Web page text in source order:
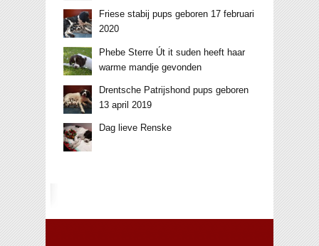
Friese stabij pups geboren 17 februari
2020
Phebe Sterre Út it suden heeft haar
warme mandje gevonden
Drentsche Patrijshond pups geboren
13 april 2019
Dag lieve Renske